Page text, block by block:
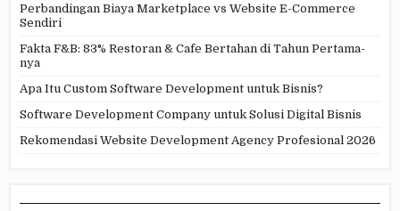
Perbandingan Biaya Marketplace vs Website E-Commerce
Sendiri
Fakta F&B: 83% Restoran & Cafe Bertahan di Tahun Pertama-
nya
Apa Itu Custom Software Development untuk Bisnis?
Software Development Company untuk Solusi Digital Bisnis
Rekomendasi Website Development Agency Profesional 2026